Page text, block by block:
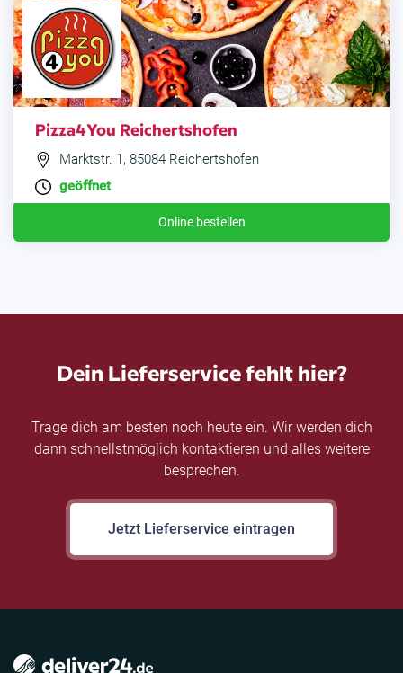
Pizza4You Reichertshofen
Marktstr. 1, 85084 Reichertshofen
geöffnet
Online bestellen
Dein Lieferservice fehlt hier?
Trage dich am besten noch heute ein. Wir werden dich
dann schnellstmöglich kontaktieren und alles weitere
besprechen.
Jetzt Lieferservice eintragen